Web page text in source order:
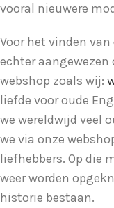
vooral nieuwere
Voor het vinden van
echter aangewezen
webshop zoals wij:
liefde voor oude
we wereldwijd veel
we via onze
liefhebbers. Op die
weer worden
historie bestaan.